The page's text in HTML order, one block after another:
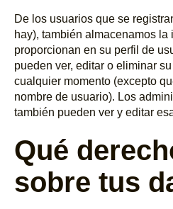
De los usuarios que se
hay), también almacenamos
proporcionan en su perfil de
pueden ver, editar o eliminar
cualquier momento (excepto
nombre de usuario). Los
también pueden ver y editar
Qué
sobre tus